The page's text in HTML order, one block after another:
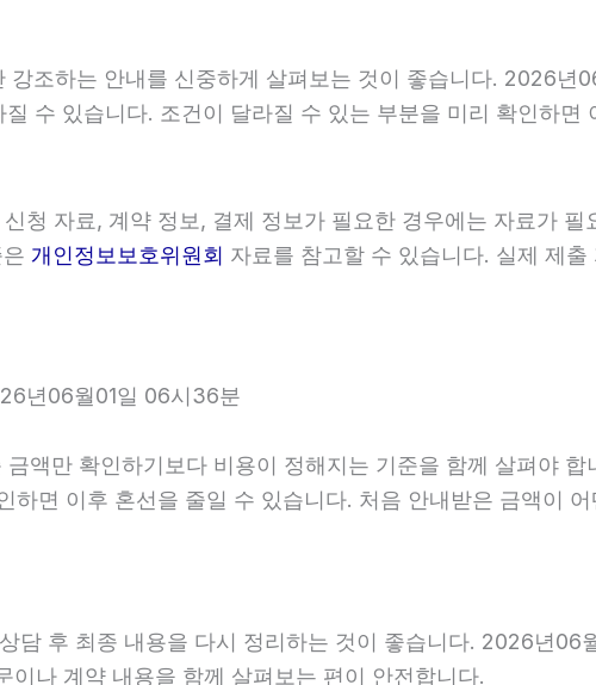
조하는 안내를 신중하게 살펴보는 것이 좋습니다. 2026년
수 있습니다. 조건이 달라질 수 있는 부분을 미리 확인하
청 자료, 계약 정보, 결제 정보가 필요한 경우에는 자료가
개인정보보호위원회 자료를 참고할 수 있습니다. 실제 제
년06월01일 06시36분
액만 확인하기보다 비용이 정해지는 기준을 함께 살펴야
하면 이후 혼선을 줄일 수 있습니다. 처음 안내받은 금액이
담 후 최종 내용을 다시 정리하는 것이 좋습니다. 2026년
나 계약 내용을 함께 살펴보는 편이 안전합니다.